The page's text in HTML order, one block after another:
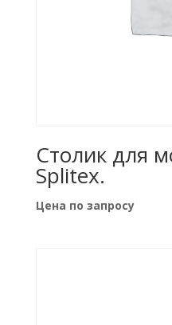
Столик для
Splitex.
Цена по запросу